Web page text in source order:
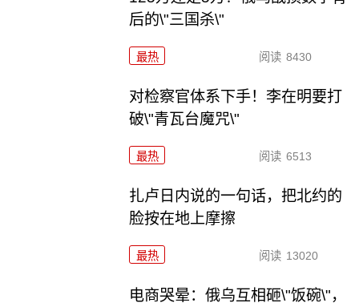
后的\"三国杀\"
最热 阅读 8430
对检察官体系下手！李在明要打
破\"青瓦台魔咒\"
最热 阅读 6513
扎卢日内说的一句话，把北约的
脸按在地上摩擦
最热 阅读 13020
电商哭晕：俄乌互相砸\"饭碗\"，